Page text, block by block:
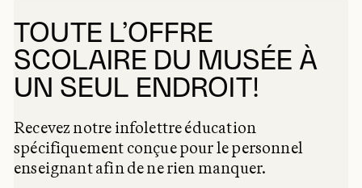
TOUTE L’OFFRE
SCOLAIRE DU MUSÉE À
UN SEUL ENDROIT!
Recevez notre infolettre éducation
spécifiquement conçue pour le personnel
enseignant afin de ne rien manquer.